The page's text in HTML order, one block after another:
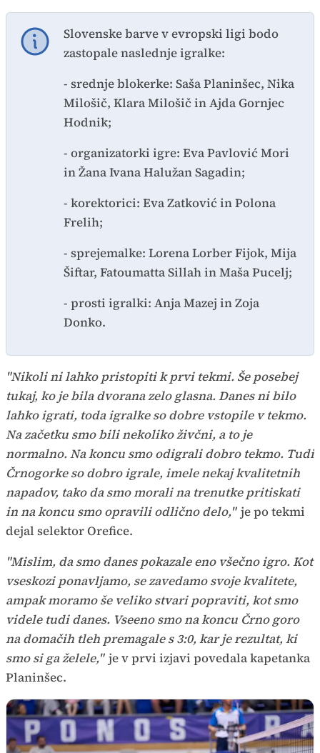
Slovenske barve v evropski ligi bodo
zastopale naslednje igralke:
- srednje blokerke: Saša Planinšec, Nika
Milošič, Klara Milošič in Ajda Gornjec
Hodnik;
- organizatorki igre: Eva Pavlović Mori
in Žana Ivana Halužan Sagadin;
- korektorici: Eva Zatković in Polona
Frelih;
- sprejemalke: Lorena Lorber Fijok, Mija
Šiftar, Fatoumatta Sillah in Maša Pucelj;
- prosti igralki: Anja Mazej in Zoja
Donko.
"Nikoli ni lahko pristopiti k prvi tekmi. Še posebej
tukaj, ko je bila dvorana zelo glasna. Danes ni bilo
lahko igrati, toda igralke so dobre vstopile v tekmo.
Na začetku smo bili nekoliko živčni, a to je
normalno. Na koncu smo odigrali dobro tekmo. Tudi
Črnogorke so dobro igrale, imele nekaj kvalitetnih
napadov, tako da smo morali na trenutke pritiskati
in na koncu smo opravili odlično delo," je po tekmi
dejal selektor Orefice.
"Mislim, da smo danes pokazale eno všečno igro. Kot
vseskozi ponavljamo, se zavedamo svoje kvalitete,
ampak moramo še veliko stvari popraviti, kot smo
videle tudi danes. Vseeno smo na koncu Črno goro
na domačih tleh premagale s 3:0, kar je rezultat, ki
smo si ga želele," je v prvi izjavi povedala kapetanka
Planinšec.